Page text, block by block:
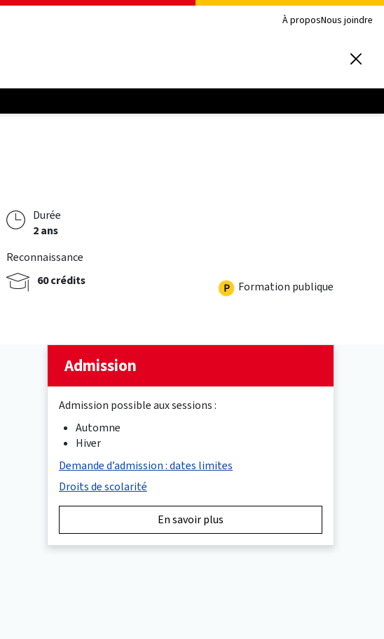
À proposNous joindre
Durée
2 ans
Reconnaissance
60 crédits
Formation publique
Admission
Admission possible aux sessions :
Automne
Hiver
Demande d’admission : dates limites
Droits de scolarité
En savoir plus